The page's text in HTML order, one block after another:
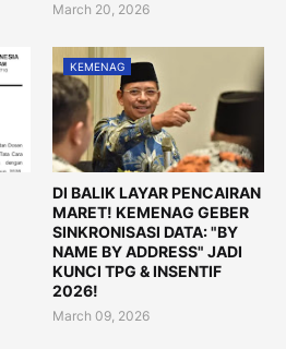
March 20, 2026
KEMENAG
DI BALIK LAYAR PENCAIRAN
MARET! KEMENAG GEBER
SINKRONISASI DATA: "BY
NAME BY ADDRESS" JADI
KUNCI TPG & INSENTIF
2026!
March 09, 2026